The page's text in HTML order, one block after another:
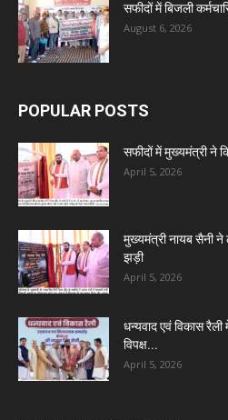
सफीदों में बिजली
August 6, 2026
POPULAR POSTS
सफीदों में मुख्यमंत्री ने
April 5, 2026
मुख्यमंत्री नायब सैनी ने
झड़ी
April 5, 2026
धन्यवाद एवं विकास
विपक्ष...
April 5, 2026